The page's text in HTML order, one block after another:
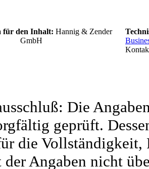
für den Inhalt: Hannig & Zender
GmbH
Die
geprüft.
die
Angaben nicht